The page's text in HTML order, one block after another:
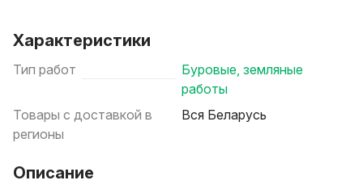
Характеристики
Тип работ
Буровые, земляные
работы
Товары с доставкой в
регионы
Вся Беларусь
Описание